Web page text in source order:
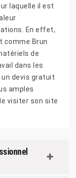
laquelle il est
En effet,
comme Brun
de
dans les
un devis gratuit
amples
visiter son site